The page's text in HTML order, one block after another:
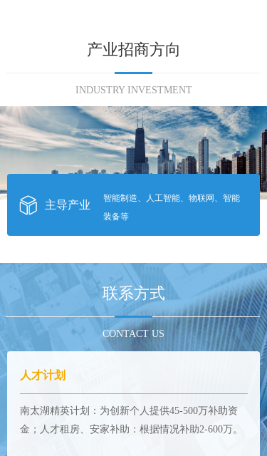
产业招商方向
INDUSTRY INVESTMENT
主导产业
智能制造、人工智能、物联网、智能
装备等
联系方式
CONTACT US
人才计划
南太湖精英计划：为创新个人提供45-500万补助资
金；人才租房、安家补助：根据情况补助2-600万。